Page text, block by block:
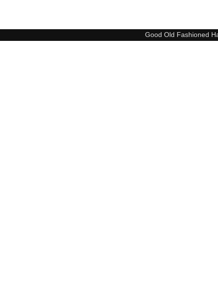
Good Old Fashioned